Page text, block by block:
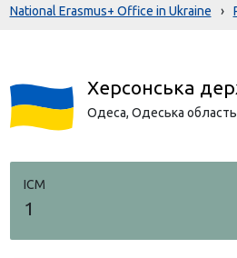
National Erasmus+ Office in Ukraine ›
Херсонська
Одеса, Одеська
ICM
1